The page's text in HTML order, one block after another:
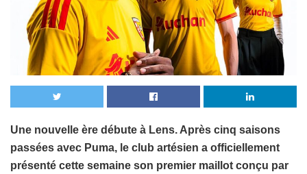
Une nouvelle ère débute à Lens. Après cinq saisons
passées avec Puma, le club artésien a officiellement
présenté cette semaine son premier maillot conçu par